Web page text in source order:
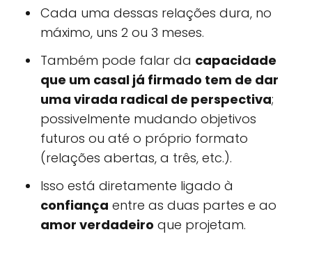
Cada uma dessas relações dura, no
máximo, uns 2 ou 3 meses.
Também pode falar da capacidade
que um casal já firmado tem de dar
uma virada radical de perspectiva;
possivelmente mudando objetivos
futuros ou até o próprio formato
(relações abertas, a três, etc.).
Isso está diretamente ligado à
confiança entre as duas partes e ao
amor verdadeiro que projetam.